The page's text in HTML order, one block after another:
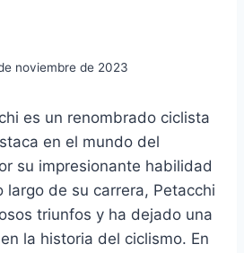
noviembre de 2023
es un renombrado ciclista
en el mundo del
su impresionante habilidad
largo de su carrera, Petacchi
triunfos y ha dejado una
la historia del ciclismo. En